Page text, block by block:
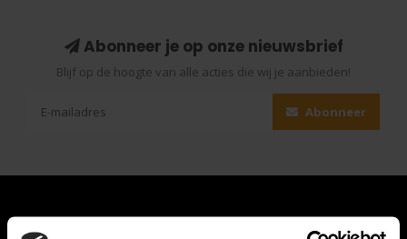
Abonneer je op onze nieuwsbrief
Blijf op de hoogte van alle acties die wij je aanbieden!
Abonneer